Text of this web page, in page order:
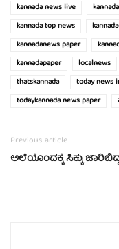
kannada news live
kannada top news
kannadanews paper
kannadapaper
localnews
thatskannada
today news
todaykannada news paper
Previous article
ಅಲೆಯೊಂದಕ್ಕೆ ಸಿಕ್ಕು